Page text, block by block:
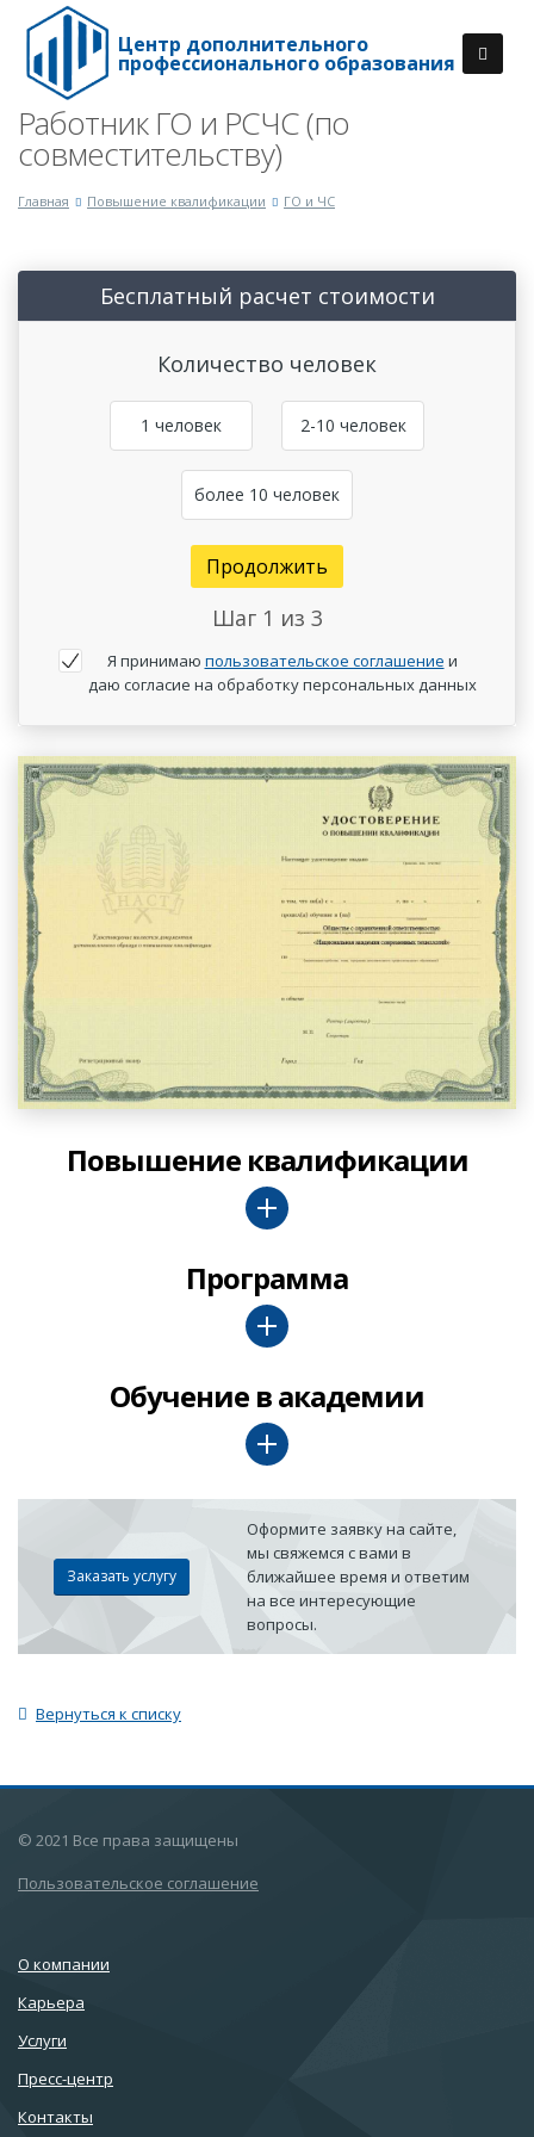
Центр дополнительного
профессионального образования
Работник ГО и РСЧС (по
совместительству)
Главная Повышение квалификации ГО и ЧС
Бесплатный расчет стоимости
Количество человек
1 человек 2-10 человек
более 10 человек
Продолжить
Шаг 1 из 3
Я принимаю пользовательское соглашение и
даю согласие на обработку персональных данных
Повышение квалификации
Программа
Обучение в академии
Заказать услугу
Оформите заявку на сайте,
мы свяжемся с вами в
ближайшее время и ответим
на все интересующие
вопросы.
Вернуться к списку
© 2021 Все права защищены
Пользовательское соглашение
О компании
Карьера
Услуги
Пресс-центр
Контакты